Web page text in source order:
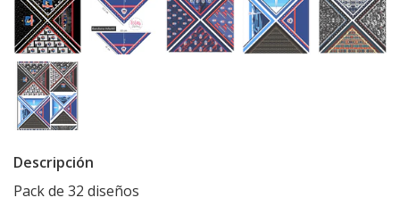
Descripción
Pack de 32 diseños